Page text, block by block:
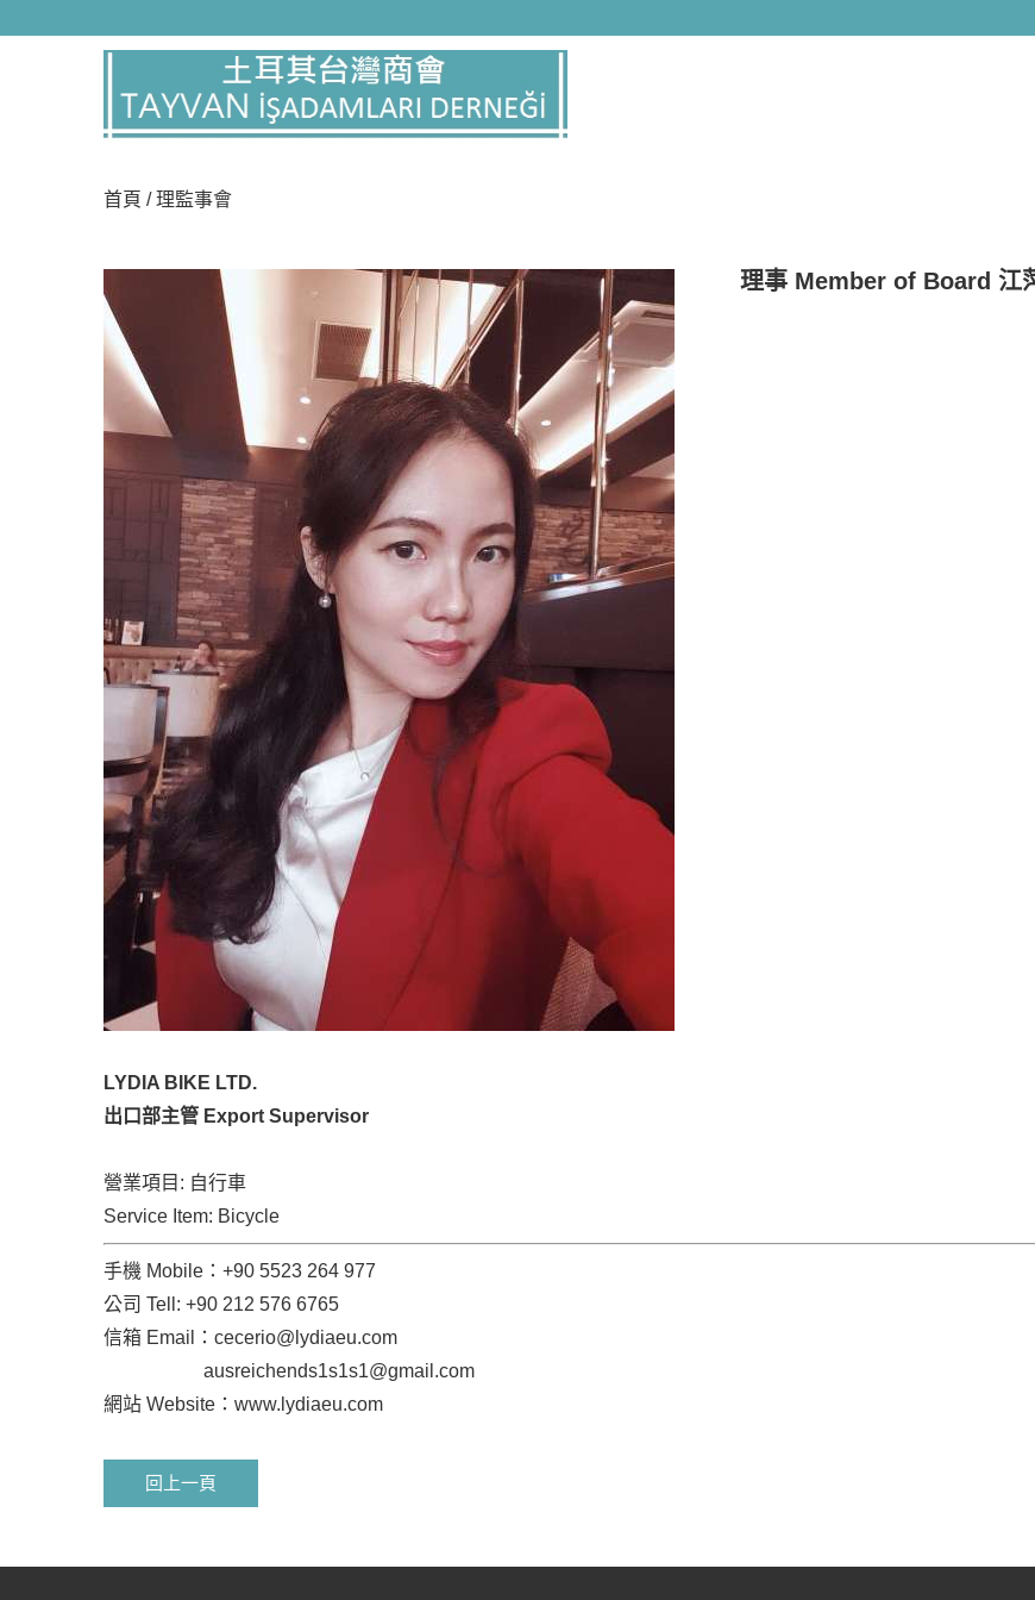
責任的態度來提供顧客最完善的服務，就是我們一貫堅持的原則。我們竭力為客戶提最好的服務，讓客戶在產品應用擁有
際行的行動提供完整的服務方案，並致力於維護品質，為提高客戶滿意度而努力。我們重視客戶的需求及意見，對於客戶
品質與競爭力，以達到客戶滿意的最終目標。您的信賴是我們最大的動力，本公司一直以來皆以提供顧客最高滿意度商品
業精神，秉持著穩健的經營理念，並充分展現企業最佳執行力。我們擁有堅持專業經營的理念，秉持顧客至上，不斷提升
秉持實事求是、精益求精的精神，不斷追求進步,自設立以來秉持「滿足客戶、追求卓越」的理念，朝向技術引導市場的研
健的步伐，秉持著「創新、超越、利潤、同享」的經營理念，對外持續開創企業經營空間；對內致力於追求群體和諧及超
首頁 / 理監事會
理事 Member of Board 江
LYDIA BIKE LTD.
出口部主管 Export Supervisor
營業項目: 自行車
Service Item: Bicycle
手機 Mobile：+90 5523 264 977
公司 Tell: +90 212 576 6765
信箱 Email： cecerio@lydiaeu.com
ausreichends1s1s1@gmail.com
網站 Website：www.lydiaeu.com
回上一頁